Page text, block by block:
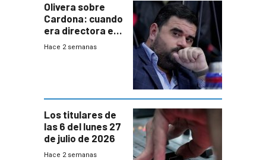
Olivera sobre
Cardona: cuando
era directora en
UTE “no era muy
Hace 2 semanas
Los titulares de
las 6 del lunes 27
de julio de 2026
Hace 2 semanas